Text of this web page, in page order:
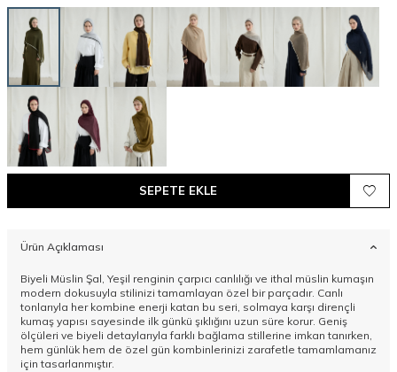
SEPETE EKLE
Ürün Açıklaması
Biyeli Müslin Şal, Yeşil renginin çarpıcı canlılığı ve ithal müslin kumaşın
modern dokusuyla stilinizi tamamlayan özel bir parçadır. Canlı
tonlarıyla her kombine enerji katan bu seri, solmaya karşı dirençli
kumaş yapısı sayesinde ilk günkü şıklığını uzun süre korur. Geniş
ölçüleri ve biyeli detaylarıyla farklı bağlama stillerine imkan tanırken,
hem günlük hem de özel gün kombinlerinizi zarafetle tamamlamanız
için tasarlanmıştır.